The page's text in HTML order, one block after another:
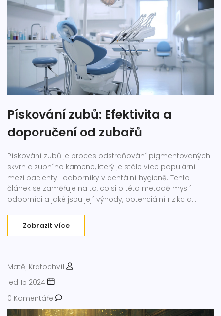
Pískování zubů: Efektivita a
doporučení od zubařů
Pískování zubů je proces odstraňování pigmentovaných
skvrn a zubního kamene, který je stále více populární
mezi pacienty i odborníky v dentální hygieně. Tento
článek se zaměřuje na to, co si o této metodě myslí
odborníci a jaké jsou její výhody, potenciální rizika a
pískování a jakou roli hraje pískování ve zdravé ústní
Zobrazit více
Matěj Kratochvíl
led 15 2024
0 Komentáře